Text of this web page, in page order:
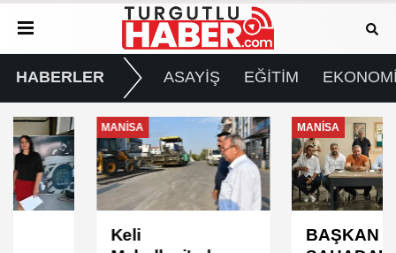
HABERLER ASAYİŞ EĞİTİM
MANİSA MANİSA
BAŞKAN ŞİMŞEK